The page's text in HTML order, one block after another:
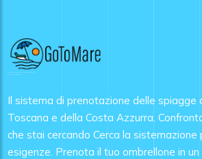
garantire transazioni sicure e protette.
puoi pagare con carta di credito,
Bancomat, Satispay, addebito diretto
comodo per te.
Il sistema di prenotazione delle spiagge
Toscana e della Costa Azzurra.
che stai cercando Cerca la
esigenze. Prenota il tuo ombrellone in un